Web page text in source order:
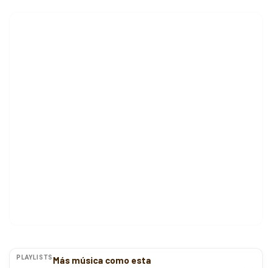
PLAYLISTS Más música como esta